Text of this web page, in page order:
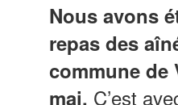
Nous avons
repas des
commune de
mai. C’est